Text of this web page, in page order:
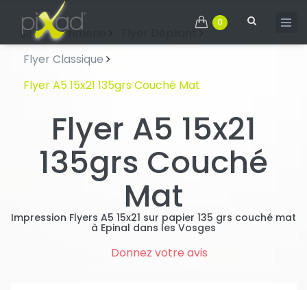
0
Imprimerie
Flyer Dépliant
Flyer Classique
Flyer A5 15x21 135grs Couché Mat
Flyer A5 15x21
135grs Couché
Mat
Impression Flyers A5 15x21 sur papier 135 grs couché mat
à Epinal dans les Vosges
Donnez votre avis